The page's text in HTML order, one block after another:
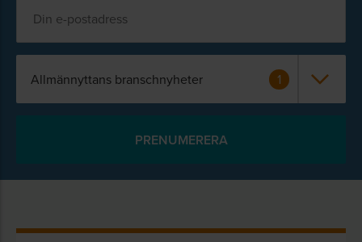
Allmännyttans branschnyheter 1